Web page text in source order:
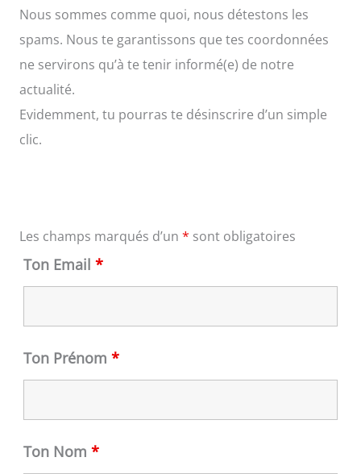
Nous sommes comme quoi, nous détestons les
spams. Nous te garantissons que tes coordonnées
ne servirons qu’à te tenir informé(e) de notre
actualité.
Evidemment, tu pourras te désinscrire d’un simple
clic.
Les champs marqués d’un * sont obligatoires
Ton Email *
Ton Prénom *
Ton Nom *